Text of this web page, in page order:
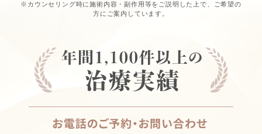
※カウンセリング時に施術内容・副作用等をご説明した上で、ご希望の
方にご案内しています。